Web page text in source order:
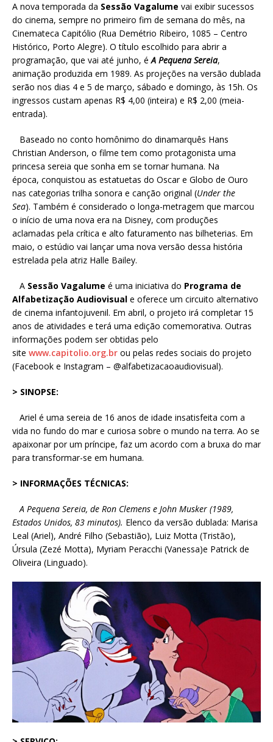
A nova temporada da Sessão Vagalume vai exibir sucessos
do cinema, sempre no primeiro fim de semana do mês, na
Cinemateca Capitólio (Rua Demétrio Ribeiro, 1085 – Centro
Histórico, Porto Alegre). O título escolhido para abrir a
programação, que vai até junho, éA Pequena Sereia,
animação produzida em 1989. As projeções na versão dublada
serão nos dias 4 e 5 de março, sábado e domingo, às 15h. Os
ingressos custam apenas R$ 4,00 (inteira) e R$ 2,00 (meia-
entrada).
Baseado no conto homônimo do dinamarquês Hans
Christian Anderson, o filme tem como protagonista uma
princesa sereia que sonha em se tornar humana. Na
época, conquistou as estatuetas do Oscar e Globo de Ouro
nas categorias trilha sonora e canção original (Under the
Sea). Também é considerado o longa-metragem que marcou
o início de uma nova era na Disney, com produções
aclamadas pela crítica e alto faturamento nas bilheterias. Em
maio, o estúdio vai lançar uma nova versão dessa história
estrelada pela atriz Halle Bailey.
A Sessão Vagalume é uma iniciativa do Programa de
Alfabetização Audiovisual e oferece um circuito alternativo
de cinema infantojuvenil. Em abril, o projeto irá completar 15
anos de atividades e terá uma edição comemorativa. Outras
informações podem ser obtidas pelo
site www.capitolio.org.br ou pelas redes sociais do projeto
(Facebook e Instagram – @alfabetizacaoaudiovisual).
> SINOPSE:
Ariel é uma sereia de 16 anos de idade insatisfeita com a
vida no fundo do mar e curiosa sobre o mundo na terra. Ao se
apaixonar por um príncipe, faz um acordo com a bruxa do mar
para transformar-se em humana.
> INFORMAÇÕES TÉCNICAS:
A Pequena Sereia, de Ron Clemens e John Musker (1989,
Estados Unidos, 83 minutos). Elenco da versão dublada: Marisa
Leal (Ariel), André Filho (Sebastião), Luiz Motta (Tristão),
Úrsula (Zezé Motta), Myriam Peracchi (Vanessa)e Patrick de
Oliveira (Linguado).